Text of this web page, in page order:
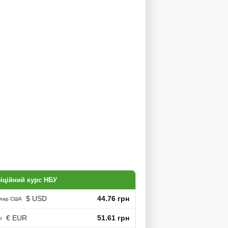
курс НБУ
США $ USD 44.76 грн
€ EUR 51.61 грн